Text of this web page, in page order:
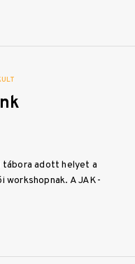
adott helyet a
workshopnak. A JAK-